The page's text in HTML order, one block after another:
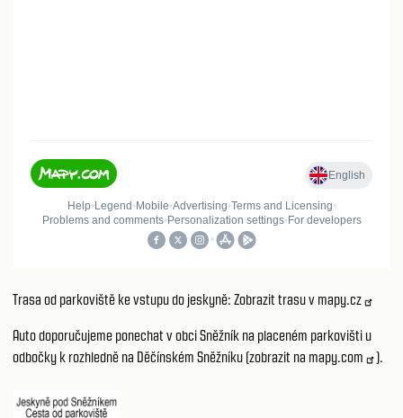
Trasa od parkoviště ke vstupu do jeskyně: Zobrazit trasu v mapy.cz
Auto doporučujeme ponechat v obci Sněžník na placeném parkovišti u
odbočky k rozhledně na Děčínském Sněžníku (zobrazit na mapy.com ).